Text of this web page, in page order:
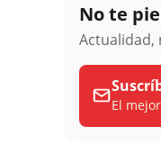
No te
Actualidad,
El